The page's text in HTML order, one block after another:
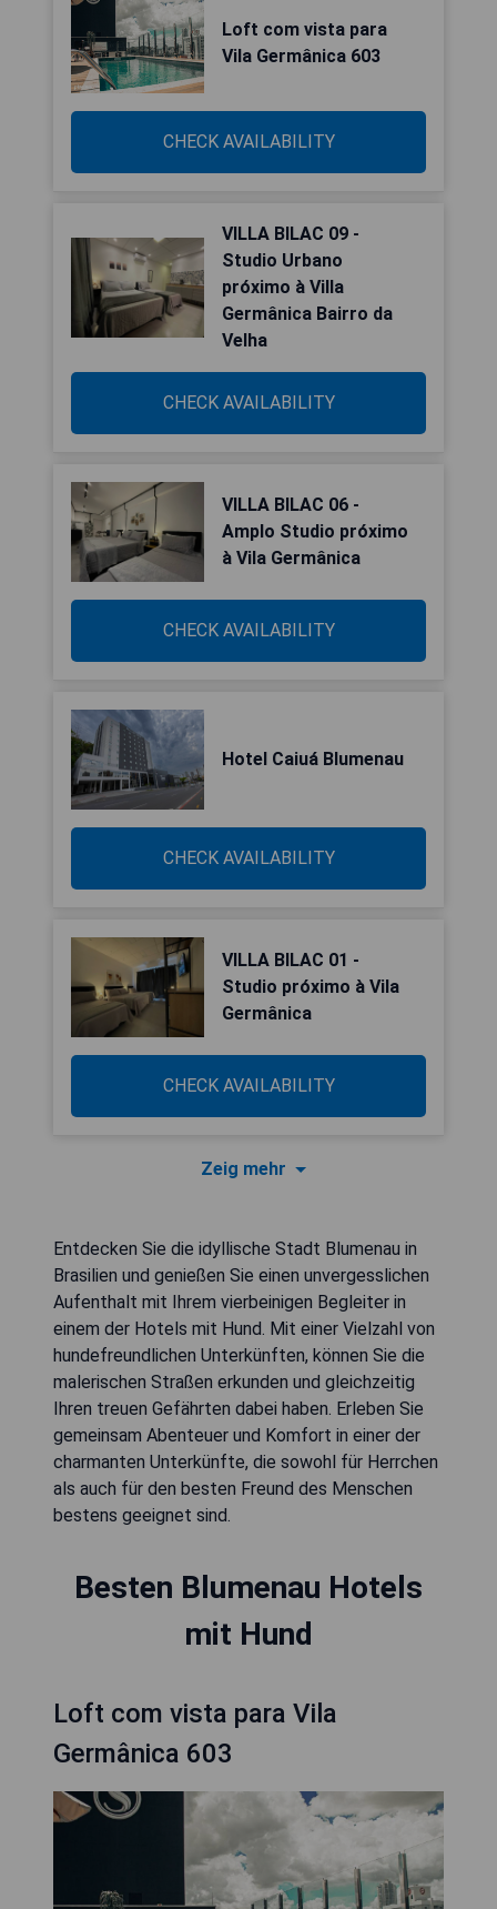
Loft com vista para
Vila Germânica 603
CHECK AVAILABILITY
VILLA BILAC 09 -
Studio Urbano
próximo à Villa
Germânica Bairro da
Velha
CHECK AVAILABILITY
VILLA BILAC 06 -
Amplo Studio próximo
à Vila Germânica
CHECK AVAILABILITY
Hotel Caiuá Blumenau
CHECK AVAILABILITY
VILLA BILAC 01 -
Studio próximo à Vila
Germânica
CHECK AVAILABILITY
Zeig mehr
Entdecken Sie die idyllische Stadt Blumenau in
Brasilien und genießen Sie einen unvergesslichen
Aufenthalt mit Ihrem vierbeinigen Begleiter in
einem der Hotels mit Hund. Mit einer Vielzahl von
hundefreundlichen Unterkünften, können Sie die
malerischen Straßen erkunden und gleichzeitig
Ihren treuen Gefährten dabei haben. Erleben Sie
gemeinsam Abenteuer und Komfort in einer der
charmanten Unterkünfte, die sowohl für Herrchen
als auch für den besten Freund des Menschen
bestens geeignet sind.
Besten Blumenau Hotels
mit Hund
Loft com vista para Vila
Germânica 603